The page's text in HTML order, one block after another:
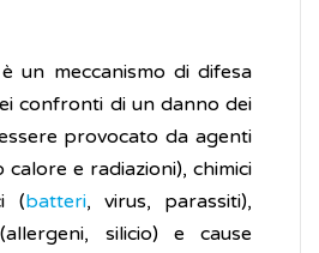
è un meccanismo di difesa
confronti di un danno dei
provocato da agenti
calore e radiazioni), chimici
(batteri, virus, parassiti),
silicio) e cause